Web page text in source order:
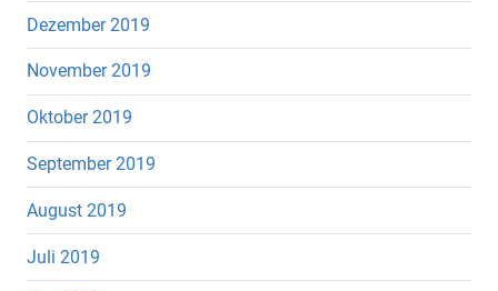
Dezember 2019
November 2019
Oktober 2019
September 2019
August 2019
Juli 2019